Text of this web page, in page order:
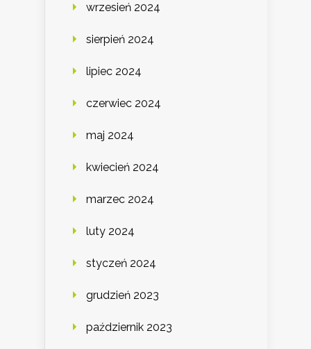
wrzesień 2024
sierpień 2024
lipiec 2024
czerwiec 2024
maj 2024
kwiecień 2024
marzec 2024
luty 2024
styczeń 2024
grudzień 2023
październik 2023